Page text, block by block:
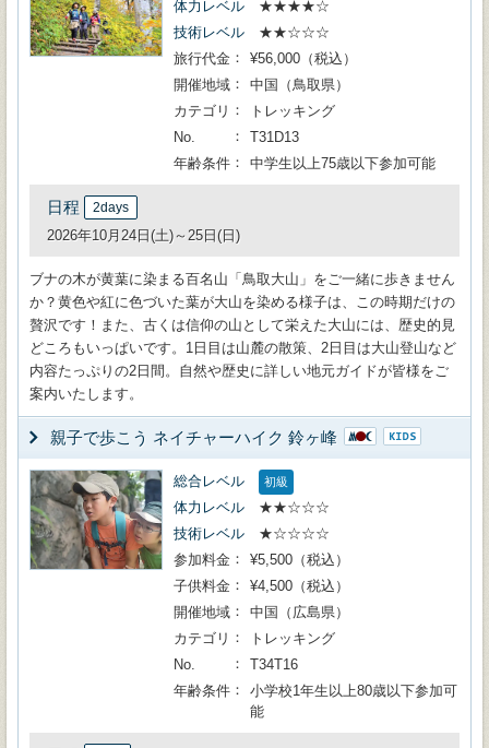
体力レベル
★★★★☆
技術レベル
★★☆☆☆
旅行代金
¥56,000（税込）
開催地域
中国（鳥取県）
カテゴリ
トレッキング
No.
T31D13
年齢条件
中学生以上75歳以下参加可能
日程 2days
2026年10月24日(土)～25日(日)
ブナの木が黄葉に染まる百名山「鳥取大山」をご一緒に歩きません
か？黄色や紅に色づいた葉が大山を染める様子は、この時期だけの
贅沢です！また、古くは信仰の山として栄えた大山には、歴史的見
どころもいっぱいです。1日目は山麓の散策、2日目は大山登山など
内容たっぷりの2日間。自然や歴史に詳しい地元ガイドが皆様をご
案内いたします。
親子で歩こう ネイチャーハイク 鈴ヶ峰
総合レベル 初級
体力レベル
★★☆☆☆
技術レベル
★☆☆☆☆
参加料金
¥5,500（税込）
子供料金
¥4,500（税込）
開催地域
中国（広島県）
カテゴリ
トレッキング
No.
T34T16
年齢条件
小学校1年生以上80歳以下参加可
能